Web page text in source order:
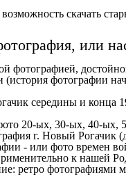
скачать
или
фотографией,
(история фотографии
середины и конца
20-ых, 30-ых, 40-
г. Новый Рогачик
- или фото времен
к нашей
ретро фотографиями